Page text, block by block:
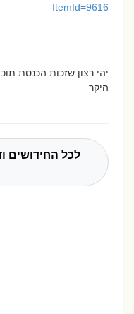
ItemId=9616
יהי רצון שזכות הכנסת
היקר
לכל החידושים